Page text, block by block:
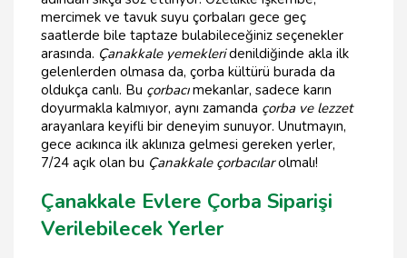
mercimek ve tavuk suyu çorbaları gece geç
saatlerde bile taptaze bulabileceğiniz seçenekler
arasında. Çanakkale yemekleridenildiğinde akla ilk
gelenlerden olmasa da, çorba kültürü burada da
oldukça canlı. Bu çorbacımekanlar, sadece karın
doyurmakla kalmıyor, aynı zamanda çorba ve lezzet
arayanlara keyifli bir deneyim sunuyor. Unutmayın,
gece acıkınca ilk aklınıza gelmesi gereken yerler,
7/24 açık olan bu Çanakkale çorbacılarolmalı!
Çanakkale Evlere Çorba Siparişi
Verilebilecek Yerler